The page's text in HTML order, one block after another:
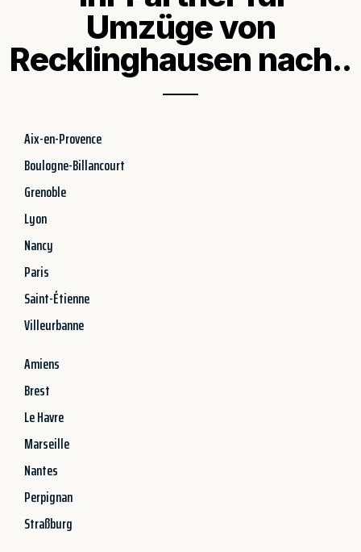
Umzüge von
Recklinghausen nach..
Aix-en-Provence
Boulogne-Billancourt
Grenoble
Lyon
Nancy
Paris
Saint-Étienne
Villeurbanne
Amiens
Brest
Le Havre
Marseille
Nantes
Perpignan
Straßburg